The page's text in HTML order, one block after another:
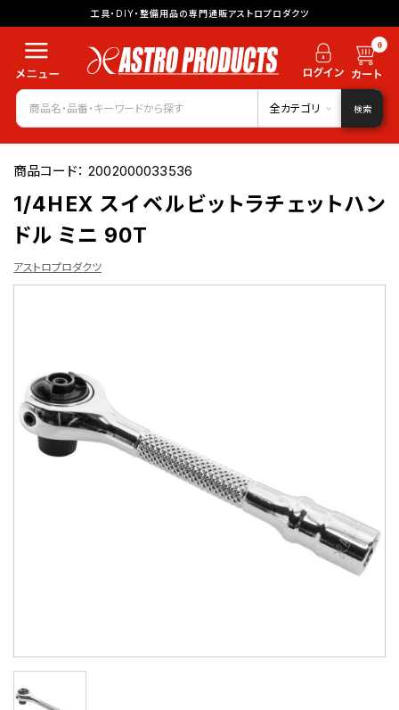
工具・DIY・整備用品の専門通販アストロプロダクツ
0
全カテゴリ 検索
商品コード：2002000033536
1/4HEX スイベルビットラチェットハン
ドル ミニ 90T
アストロプロダクツ